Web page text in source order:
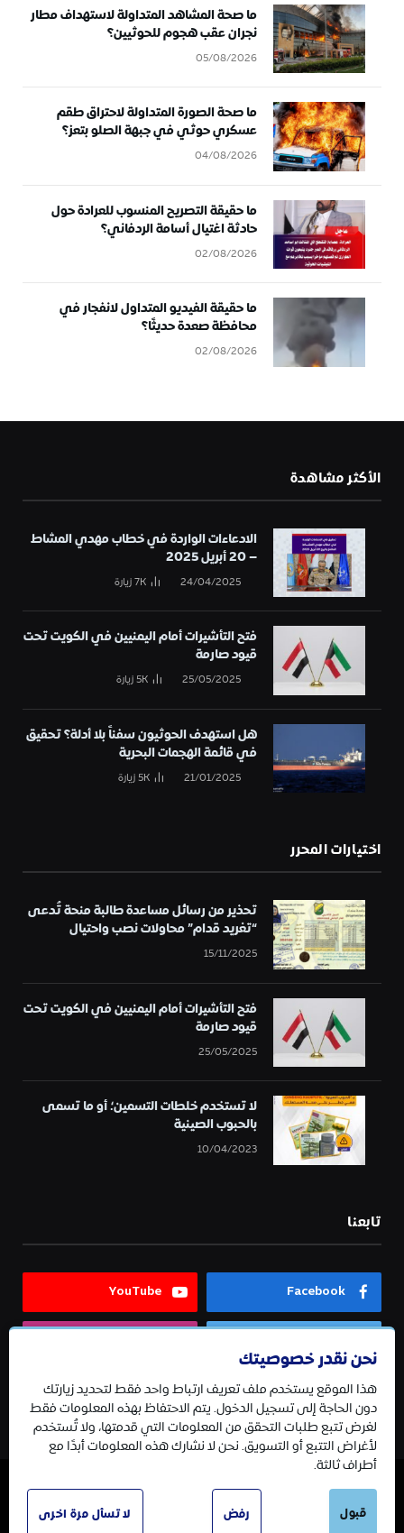
ما صحة المشاهد المتداولة لاستهداف مطار
نجران عقب هجوم للحوثيين؟
05/08/2026
ما صحة الصورة المتداولة لاحتراق طقم
عسكري حوثي في جبهة الصلو بتعز؟
04/08/2026
ما حقيقة التصريح المنسوب للعرادة حول
حادثة اغتيال أسامة الردفاني؟
02/08/2026
ما حقيقة الفيديو المتداول لانفجار في
محافظة صعدة حديثًا؟
02/08/2026
الأكثر مشاهدة
الادعاءات الواردة في خطاب مهدي المشاط
– 20 أبريل 2025
24/04/2025
7Kزيارة
فتح التأشيرات أمام اليمنيين في الكويت تحت
قيود صارمة
25/05/2025
5Kزيارة
هل استهدف الحوثيون سفناً بلا أدلة؟ تحقيق
في قائمة الهجمات البحرية
21/01/2025
5Kزيارة
اختيارات المحرر
تحذير من رسائل مساعدة طالبة منحة تُدعى
“تغريد قدام” محاولات نصب واحتيال
15/11/2025
فتح التأشيرات أمام اليمنيين في الكويت تحت
قيود صارمة
25/05/2025
لا تستخدم خلطات التسمين؛ أو ما تسمى
بالحبوب الصينية
10/04/2023
تابعنا
Facebook
YouTube
Telegram
نحن نقدر خصوصيتك
هذا الموقع يستخدم ملف تعريف ارتباط واحد فقط لتحديد زيارتك
دون الحاجة إلى تسجيل الدخول. يتم الاحتفاظ بهذه المعلومات فقط
لغرض تتبع طلبات التحقق من المعلومات التي قدمتها، ولا تُستخدم
لأغراض التتبع أو التسويق. نحن لا نشارك هذه المعلومات أبدًا مع
أطراف ثالثة.
قبول رفض لا تسأل مرة اخرى